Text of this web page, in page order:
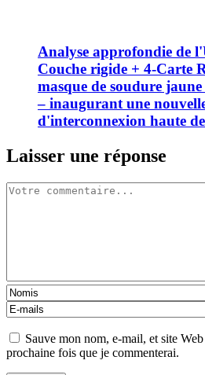
Analyse approfondie de
Couche rigide + 4-Carte
masque de soudure
– inaugurant une
d'interconnexion haute
Laisser une réponse
Sauve mon nom, e-mail, et site
prochaine fois que je commenterai.